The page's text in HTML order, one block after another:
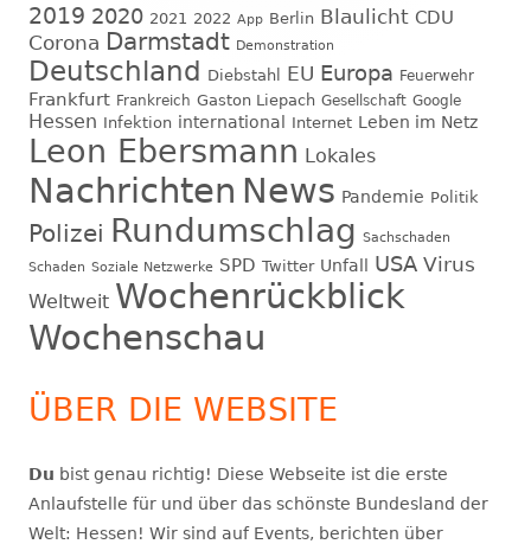
2019 2020 2021 2022 App Berlin Blaulicht CDU
Corona Darmstadt Demonstration
Deutschland Diebstahl EU Europa Feuerwehr
Frankfurt Frankreich Gaston Liepach Gesellschaft Google
Hessen Infektion international Internet Leben im Netz
Leon Ebersmann Lokales
Nachrichten News Pandemie Politik
Polizei Rundumschlag Sachschaden
Schaden Soziale Netzwerke SPD Twitter Unfall USA Virus
Weltweit Wochenrückblick
Wochenschau
ÜBER DIE WEBSITE
Du bist genau richtig! Diese Webseite ist die erste
Anlaufstelle für und über das schönste Bundesland der
Welt: Hessen! Wir sind auf Events, berichten über